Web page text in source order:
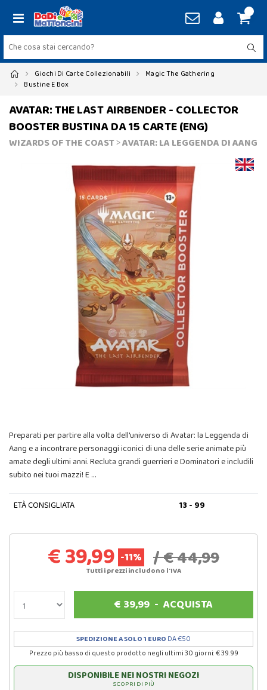
Giochi Di Carte Collezionabili
Magic The Gathering
Bustine E Box
AVATAR: THE LAST AIRBENDER - COLLECTOR
BOOSTER BUSTINA DA 15 CARTE (ENG)
WIZARDS OF THE COAST>AVATAR: LA LEGGENDA DI AANG
Preparati per partire alla volta dell'universo di Avatar: la Leggenda di
Aang e a incontrare personaggi iconici di una delle serie animate più
amate degli ultimi anni. Recluta grandi guerrieri e Dominatori e includili
subito nei tuoi mazzi! E …
ETÀ CONSIGLIATA 13 - 99
€ 39,99 -11% / € 44,99
Tutti i prezzi includono l'IVA
€ 39,99 -ACQUISTA
SPEDIZIONE A SOLO 1 EURO DA €50
Prezzo più basso di questo prodotto negli ultimi 30 giorni: € 39.99
DISPONIBILE NEI NOSTRI NEGOZI
SCOPRI DI PIÙ